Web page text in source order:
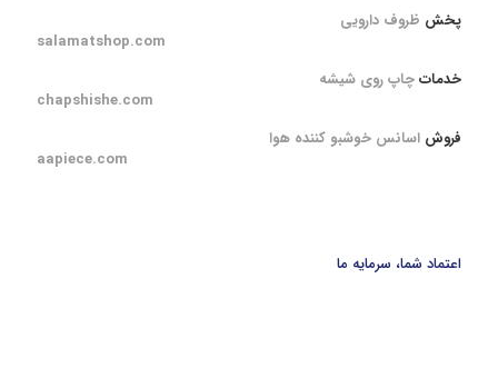
پخش ظروف دارویی
salamatshop.com
خدماتچاپ روی شیشه
chapshishe.com
فروش اسانس خوشبو کننده هوا
aapiece.com
اعتماد شما، سرمایه ما